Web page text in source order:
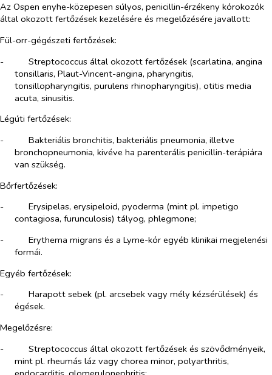
Az Ospen enyhe-közepesen súlyos, penicillin-érzékeny kórokozók
által okozott fertőzések kezelésére és megelőzésére javallott:
Fül-orr-gégészeti fertőzések:
-​
Streptococcus által okozott fertőzések (scarlatina, angina
tonsillaris, Plaut-Vincent-angina, pharyngitis,
tonsillopharyngitis, purulens rhinopharyngitis), otitis media
acuta, sinusitis.
Légúti fertőzések:
-​
Bakteriális bronchitis, bakteriális pneumonia, illetve
bronchopneumonia, kivéve ha parenterális penicillin-terápiára
van szükség.
Bőrfertőzések:
-​
Erysipelas, erysipeloid, pyoderma (mint pl. impetigo
contagiosa, furunculosis) tályog, phlegmone;
-​
Erythema migrans és a Lyme-kór egyéb klinikai megjelenési
formái.
Egyéb fertőzések:
-​
Harapott sebek (pl. arcsebek vagy mély kézsérülések) és
égések.
Megelőzésre:
-​
Streptococcus által okozott fertőzések és szövődményeik,
mint pl. rheumás láz vagy chorea minor, polyarthritis,